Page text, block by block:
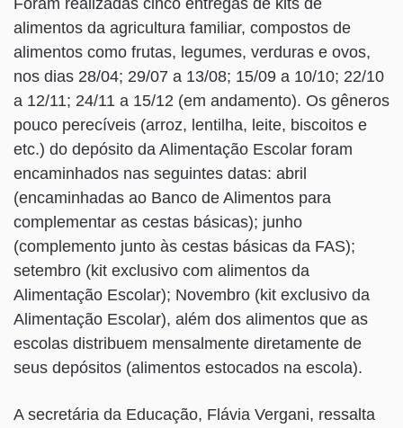
alimentos da agricultura familiar, compostos de
alimentos como frutas, legumes, verduras e ovos,
nos dias 28/04; 29/07 a 13/08; 15/09 a 10/10; 22/10
a 12/11; 24/11 a 15/12 (em andamento). Os gêneros
pouco perecíveis (arroz, lentilha, leite, biscoitos e
etc.) do depósito da Alimentação Escolar foram
encaminhados nas seguintes datas: abril
(encaminhadas ao Banco de Alimentos para
complementar as cestas básicas); junho
(complemento junto às cestas básicas da FAS);
setembro (kit exclusivo com alimentos da
Alimentação Escolar); Novembro (kit exclusivo da
Alimentação Escolar), além dos alimentos que as
escolas distribuem mensalmente diretamente de
seus depósitos (alimentos estocados na escola).
A secretária da Educação, Flávia Vergani, ressalta